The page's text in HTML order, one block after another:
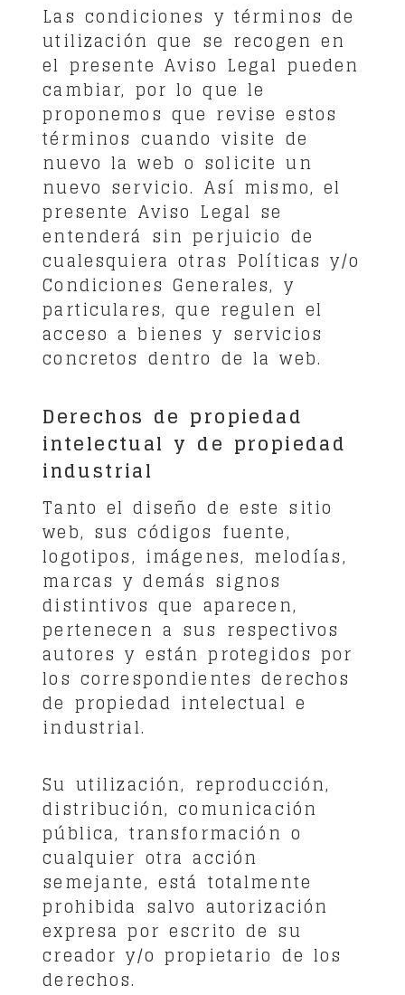
Las condiciones y términos de
utilización que se recogen en
el presente Aviso Legal pueden
cambiar, por lo que le
proponemos que revise estos
términos cuando visite de
nuevo la web o solicite un
nuevo servicio. Así mismo, el
presente Aviso Legal se
entenderá sin perjuicio de
cualesquiera otras Políticas y/o
Condiciones Generales, y
particulares, que regulen el
acceso a bienes y servicios
concretos dentro de la web.
Derechos de propiedad
intelectual y de propiedad
industrial
Tanto el diseño de este sitio
web, sus códigos fuente,
logotipos, imágenes, melodías,
marcas y demás signos
distintivos que aparecen,
pertenecen a sus respectivos
autores y están protegidos por
los correspondientes derechos
de propiedad intelectual e
industrial.
Su utilización, reproducción,
distribución, comunicación
pública, transformación o
cualquier otra acción
semejante, está totalmente
prohibida salvo autorización
expresa por escrito de su
creador y/o propietario de los
derechos.